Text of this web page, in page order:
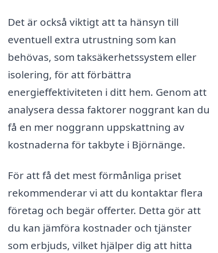
Det är också viktigt att ta hänsyn till
eventuell extra utrustning som kan
behövas, som taksäkerhetssystem eller
isolering, för att förbättra
energieffektiviteten i ditt hem. Genom att
analysera dessa faktorer noggrant kan du
få en mer noggrann uppskattning av
kostnaderna för takbyte i Björnänge.
För att få det mest förmånliga priset
rekommenderar vi att du kontaktar flera
företag och begär offerter. Detta gör att
du kan jämföra kostnader och tjänster
som erbjuds, vilket hjälper dig att hitta